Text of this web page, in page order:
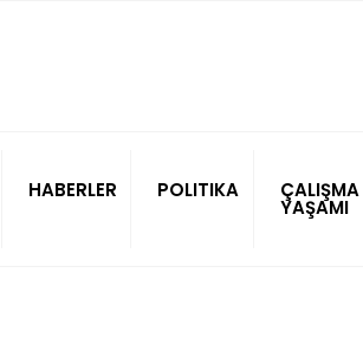
HABERLER POLITIKA ÇALIŞMA
YAŞAMI